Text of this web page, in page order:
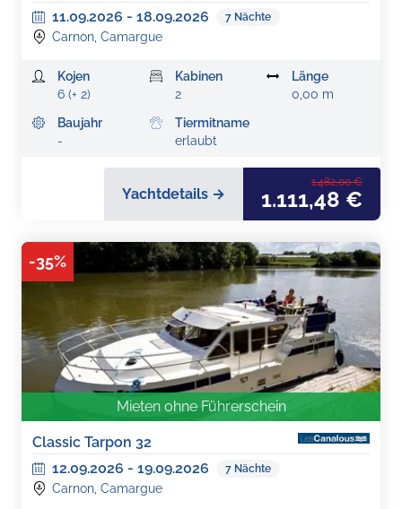
11.09.2026 - 18.09.2026 7 Nächte
Carnon, Camargue
Kojen
6 (+ 2)
Kabinen
2
Länge
0,00 m
Baujahr
-
Tiermitname
erlaubt
Yachtdetails →
1.482,00 €
1.111,48 €
-35%
Mieten ohne Führerschein
Classic Tarpon 32
12.09.2026 - 19.09.2026 7 Nächte
Carnon, Camargue